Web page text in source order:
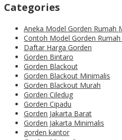
Categories
Aneka Model Gorden Rumah
Contoh Model Gorden
Daftar Harga Gorden
Gorden Bintaro
Gorden Blackout
Gorden Blackout Minimalis
Gorden Blackout Murah
Gorden Ciledug
Gorden Cipadu
Gorden Jakarta Barat
Gorden Jakarta Minimalis
gorden kantor